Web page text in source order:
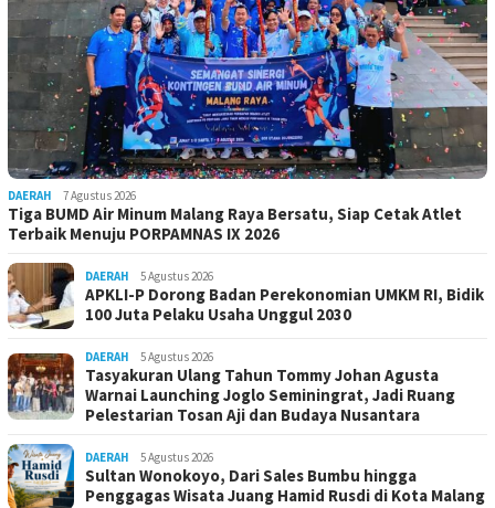
DAERAH 7 Agustus 2026
Tiga BUMD Air Minum Malang Raya Bersatu, Siap Cetak Atlet
Terbaik Menuju PORPAMNAS IX 2026
DAERAH 5 Agustus 2026
APKLI-P Dorong Badan Perekonomian UMKM RI, Bidik
100 Juta Pelaku Usaha Unggul 2030
DAERAH 5 Agustus 2026
Tasyakuran Ulang Tahun Tommy Johan Agusta
Warnai Launching Joglo Seminingrat, Jadi Ruang
Pelestarian Tosan Aji dan Budaya Nusantara
DAERAH 5 Agustus 2026
Sultan Wonokoyo, Dari Sales Bumbu hingga
Penggagas Wisata Juang Hamid Rusdi di Kota Malang